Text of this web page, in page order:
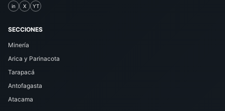
in X YT
SECCIONES
Minería
Arica y Parinacota
Tarapacá
Antofagasta
Atacama